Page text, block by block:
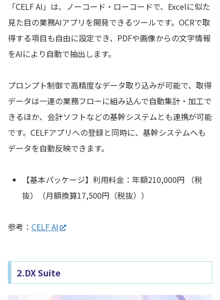
「CELF AI」は、ノーコード・ローコードで、Excelに似た
見た目の業務AIアプリを開発できるツールです。OCRで取
得する項目も自由に設定でき、PDFや画像からの文字情報
をAIにより自動で抽出します。
プロンプト制御で高精度なデータ取り込みが可能で、取得
データは一連の業務フローに組み込んで自動集計・加工で
きるほか、会計ソフトなどの基幹システムとも連携が可能
です。CELFアプリへの登録と同時に、基幹システムへも
データを自動反映できます。
【基本パッケージ】利用料金：年額210,000円 （税
抜）（月額換算17,500円（税抜））
参考： CELF AI
2.DX Suite